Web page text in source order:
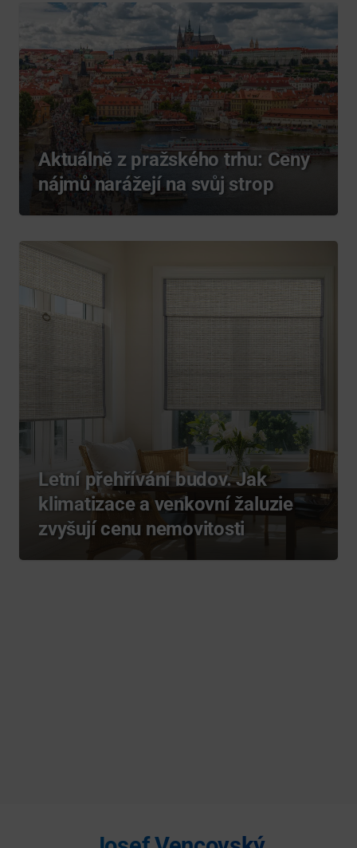
Aktuálně z pražského trhu: Ceny
nájmů narážejí na svůj strop
Letní přehřívání budov. Jak
klimatizace a venkovní žaluzie
zvyšují cenu nemovitosti